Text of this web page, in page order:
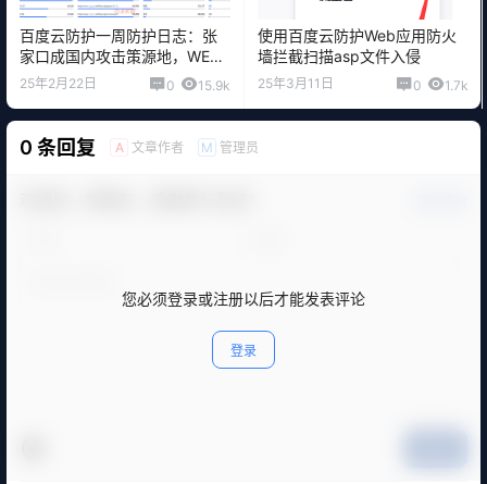
百度云防护一周防护日志：张
家口成国内攻击策源地，WEB
应用防火墙成功拦截超1.1亿次
25年2月22日 0 15.9k
使用百度云防护Web应用防火
墙拦截扫描asp文件入侵
25年3月11日 0 1.7k
0 条回复 A 文章作者 M 管理员
您必须登录或注册以后才能发表评论
登录